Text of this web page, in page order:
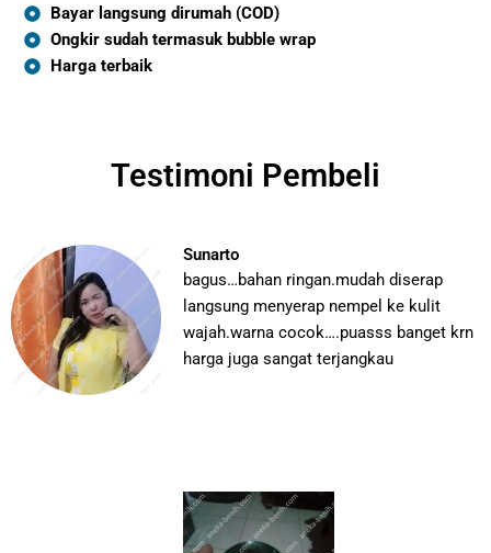
Bayar langsung dirumah (COD)
Ongkir sudah termasuk bubble wrap
Harga terbaik
Testimoni Pembeli
Sunarto
bagus…bahan ringan.mudah diserap
langsung menyerap nempel ke kulit
wajah.warna cocok….puasss banget krn
harga juga sangat terjangkau